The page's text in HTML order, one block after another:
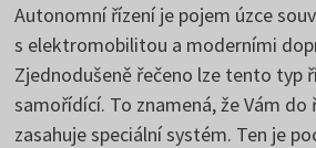
Autonomní řízení je pojem úzce
s elektromobilitou a moderními
Zjednodušeně řečeno lze tento typ
samořídící. To znamená, že Vám do
zasahuje speciální systém. Ten je